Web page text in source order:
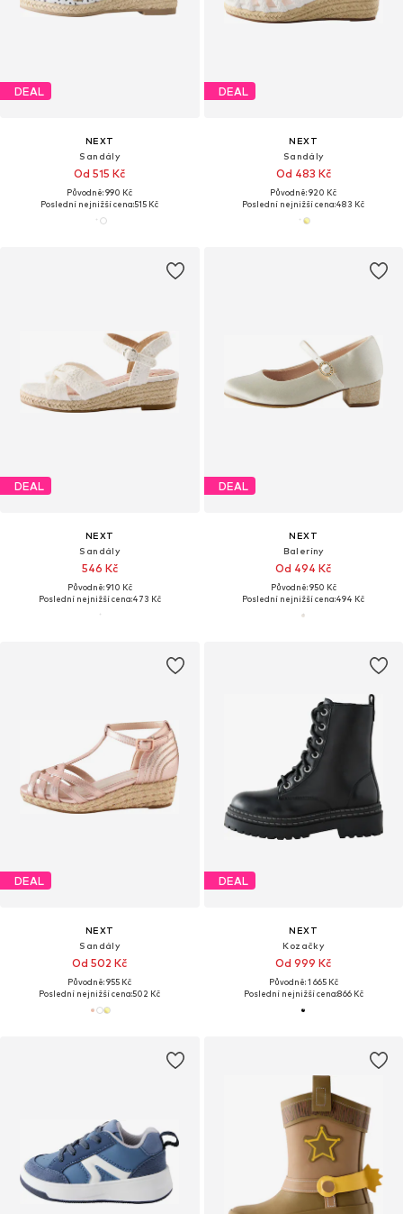
DEAL
NEXT
Sandály
Od 515 Kč
Původně: 990 Kč
Poslední nejnižší cena:515 Kč
DEAL
NEXT
Sandály
Od 483 Kč
Původně: 920 Kč
Poslední nejnižší cena:483 Kč
DEAL
NEXT
Sandály
546 Kč
Původně: 910 Kč
Poslední nejnižší cena:473 Kč
DEAL
NEXT
Baleríny
Od 494 Kč
Původně: 950 Kč
Poslední nejnižší cena:494 Kč
DEAL
NEXT
Sandály
Od 502 Kč
Původně: 955 Kč
Poslední nejnižší cena:502 Kč
DEAL
NEXT
Kozačky
Od 999 Kč
Původně: 1 665 Kč
Poslední nejnižší cena:866 Kč